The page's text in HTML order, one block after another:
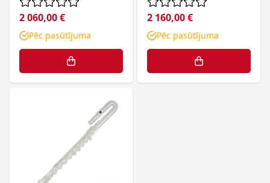
2 060,00 €
Pēc pasūtījuma
2 160,00 €
Pēc pasūtījuma